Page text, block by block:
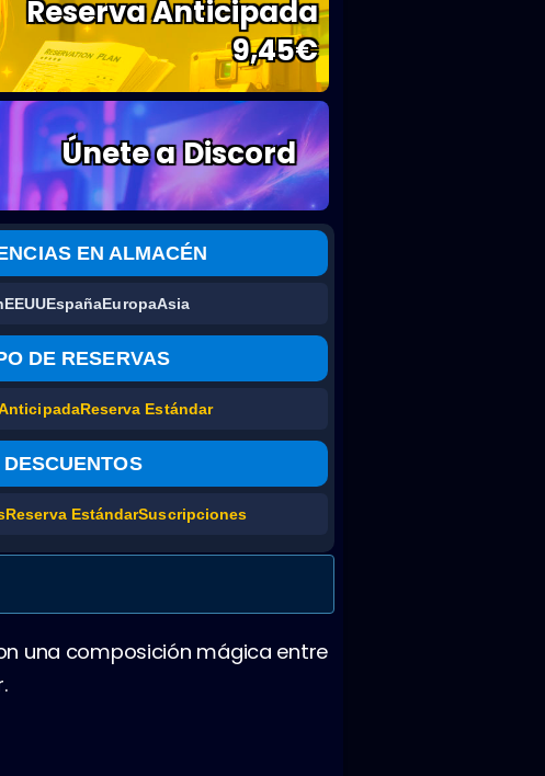
Reserva Anticipada
9,45€
Únete a Discord
EN ALMACÉN
EEUUEspañaEuropaAsia
DE RESERVAS
Reserva Estándar
DESCUENTOS
Reserva EstándarSuscripciones
una composición mágica entre